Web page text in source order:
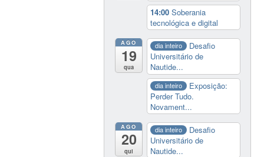
14:00Soberania
tecnológica e digital
AGO
19
qua
dia inteiro
Desafio
Universitário de
Nautide...
dia inteiro
Exposição:
Perder Tudo.
Novament...
AGO
20
qui
dia inteiro
Desafio
Universitário de
Nautide...